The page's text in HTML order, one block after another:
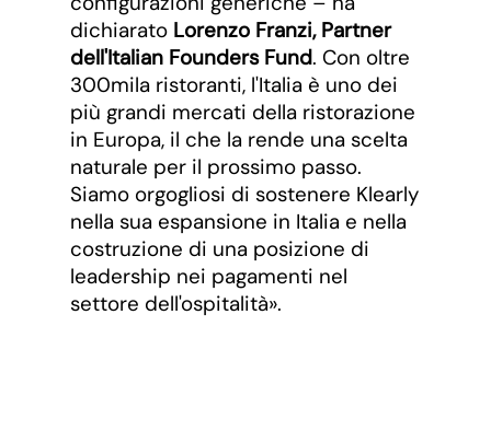
dichiarato Lorenzo Franzi, Partner
dell'Italian Founders Fund. Con oltre
300mila ristoranti, l'Italia è uno dei
più grandi mercati della ristorazione
in Europa, il che la rende una scelta
naturale per il prossimo passo.
Siamo orgogliosi di sostenere Klearly
nella sua espansione in Italia e nella
costruzione di una posizione di
leadership nei pagamenti nel
settore dell'ospitalità».